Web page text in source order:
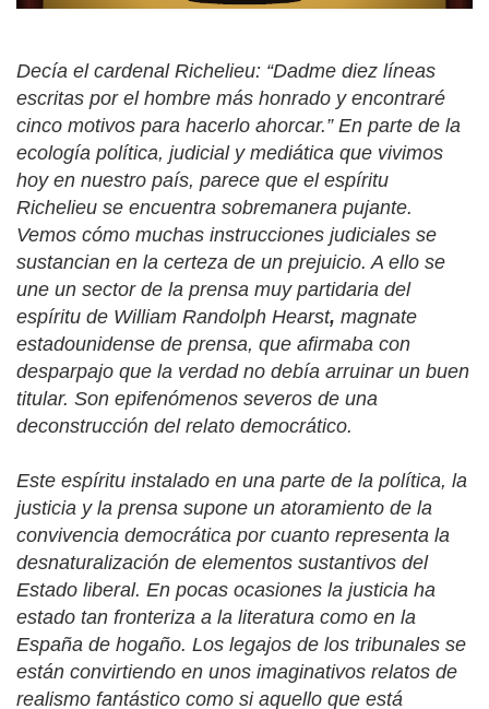
Decía el cardenal Richelieu: “Dadme diez líneas
escritas por el hombre más honrado y encontraré
cinco motivos para hacerlo ahorcar.” En parte de la
ecología política, judicial y mediática que vivimos
hoy en nuestro país, parece que el espíritu
Richelieu se encuentra sobremanera pujante.
Vemos cómo muchas instrucciones judiciales se
sustancian en la certeza de un prejuicio. A ello se
une un sector de la prensa muy partidaria del
espíritu de William Randolph Hearst, magnate
estadounidense de prensa, que afirmaba con
desparpajo que la verdad no debía arruinar un buen
titular. Son epifenómenos severos de una
deconstrucción del relato democrático.
Este espíritu instalado en una parte de la política, la
justicia y la prensa supone un atoramiento de la
convivencia democrática por cuanto representa la
desnaturalización de elementos sustantivos del
Estado liberal. En pocas ocasiones la justicia ha
estado tan fronteriza a la literatura como en la
España de hogaño. Los legajos de los tribunales se
están convirtiendo en unos imaginativos relatos de
realismo fantástico como si aquello que está